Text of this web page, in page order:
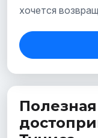
хочется